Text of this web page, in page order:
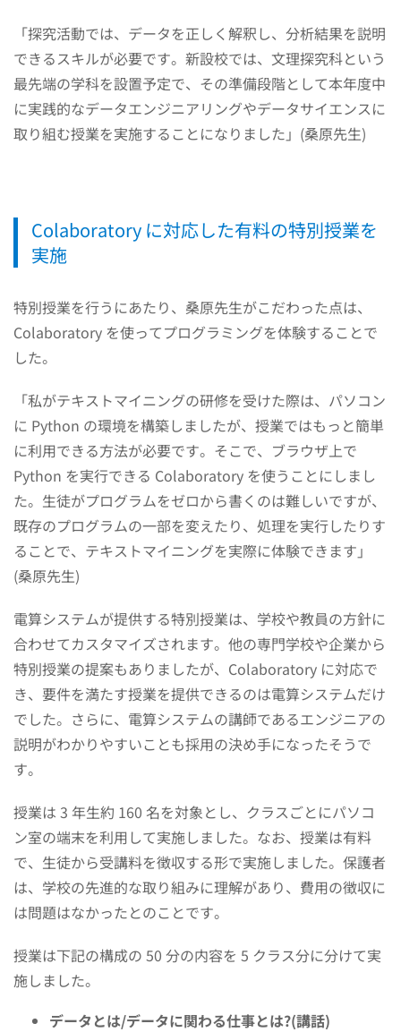
「探究活動では、データを正しく解釈し、分析結果を説明
できるスキルが必要です。新設校では、文理探究科という
最先端の学科を設置予定で、その準備段階として本年度中
に実践的なデータエンジニアリングやデータサイエンスに
取り組む授業を実施することになりました」(桑原先生)
Colaboratory に対応した有料の特別授業を
実施
特別授業を行うにあたり、桑原先生がこだわった点は、
Colaboratory を使ってプログラミングを体験することで
した。
「私がテキストマイニングの研修を受けた際は、パソコン
に Python の環境を構築しましたが、授業ではもっと簡単
に利用できる方法が必要です。そこで、ブラウザ上で
Python を実行できる Colaboratory を使うことにしまし
た。生徒がプログラムをゼロから書くのは難しいですが、
既存のプログラムの一部を変えたり、処理を実行したりす
ることで、テキストマイニングを実際に体験できます」
(桑原先生)
電算システムが提供する特別授業は、学校や教員の方針に
合わせてカスタマイズされます。他の専門学校や企業から
特別授業の提案もありましたが、Colaboratory に対応で
き、要件を満たす授業を提供できるのは電算システムだけ
でした。さらに、電算システムの講師であるエンジニアの
説明がわかりやすいことも採用の決め手になったそうで
す。
授業は 3 年生約 160 名を対象とし、クラスごとにパソコ
ン室の端末を利用して実施しました。なお、授業は有料
で、生徒から受講料を徴収する形で実施しました。保護者
は、学校の先進的な取り組みに理解があり、費用の徴収に
は問題はなかったとのことです。
授業は下記の構成の 50 分の内容を 5 クラス分に分けて実
施しました。
データとは/データに関わる仕事とは?(講話)